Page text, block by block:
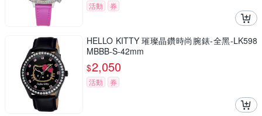
活動 券
HELLO KITTY 璀璨晶鑽時尚腕錶-全黑-LK598
MBBB-S-42mm
$2,050
活動 券